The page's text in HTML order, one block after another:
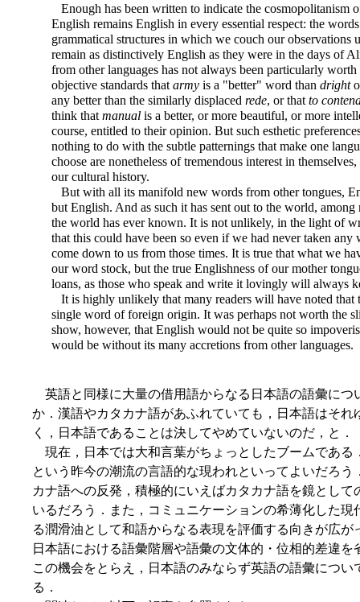
Enough has been written to indicate the cosmopolitanism
English remains English in every essential respect: the
grammatical structures in which we couch our observations
remain as distinctively English as they were in the days of
from other languages has not always been particularly
objective standards that army is a "better" word than dright
any better than the similarly displaced rede, or that to
think that manual is a better, or more beautiful, or more
course, entitled to their opinion. But such esthetic
nothing to do with the subtle patternings that make one
choose are nonetheless of tremendous interest in
our cultural history.
But with all its manifold new words from other tongues,
but English. And as such it has sent out to the world,
the world has ever known. It is not unlikely, in the light of
that this could have been so even if we had never taken
come down to us from those times. It is true that what we
our word stock, but the true Englishness of our mother
loans, as those who speak and write it lovingly will always
It is highly unlikely that many readers will have noted that
single word of foreign origin. It was perhaps not worth the
show, however, that English would not be quite so
would be without its many accretions from other languages.
英語と同様に大量の借用語からなる日本語の語彙につ
か．漢語やカタカナ語があふれていても，日本語はそ
く，日本語であることは決してやめていないのだ，と．
現在，日本では大和言葉がちょっとしたブームである
という昨今の潮流の言語的な現われといってよいだろ
カナ語への反発，積極的にいえばカタカナ語を鏡とし
いるだろう．また，コミュニケーションの希薄化した
る潤滑油として和語からなる表現を評価する向きが広
日本語における語彙階層や語彙の文体的・位相的差違
この機会をとらえ，日本語のみならず英語の語彙につ
る．